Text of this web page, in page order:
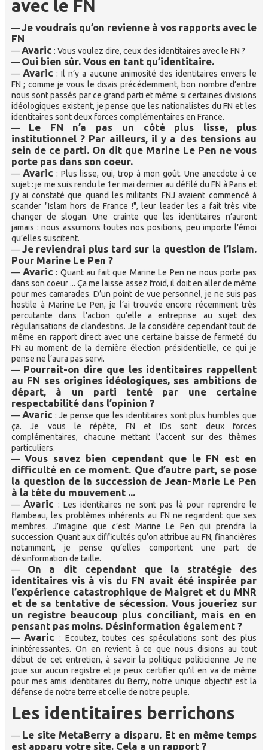
avec le FN
—Je voudrais qu’on revienne à vos rapports avec le
FN
—Avaric : Vous voulez dire, ceux des identitaires avec le FN ?
— Oui bien sûr. Vous en tant qu’identitaire.
—Avaric : Il n’y a aucune animosité des identitaires envers le
FN ; comme je vous le disais précédemment, bon nombre d’entre
nous sont passés par ce grand parti et même si certaines divisions
idéologiques existent, je pense que les nationalistes du FN et les
identitaires sont deux forces complémentaires en France.
— Le FN n’a pas un côté plus lisse, plus
institutionnel ? Par ailleurs, il y a des tensions au
sein de ce parti. On dit que Marine Le Pen ne vous
porte pas dans son coeur.
— Avaric : Plus lisse, oui, trop à mon goût. Une anecdote à ce
sujet : je me suis rendu le 1er mai dernier au défilé du FN à Paris et
j’y ai constaté que quand les militants FNJ avaient commencé à
scander "Islam hors de France !", leur leader les a fait très vite
changer de slogan. Une crainte que les identitaires n’auront
jamais : nous assumons toutes nos positions, peu importe l’émoi
qu’elles suscitent.
— Je reviendrai plus tard sur la question de l’Islam.
Pour Marine Le Pen ?
— Avaric : Quant au fait que Marine Le Pen ne nous porte pas
dans son coeur ... Ça me laisse assez froid, il doit en aller de même
pour mes camarades. D’un point de vue personnel, je ne suis pas
hostile à Marine Le Pen, je l’ai trouvée encore récemment très
percutante dans l’action qu’elle a entreprise au sujet des
régularisations de clandestins. Je la considère cependant tout de
même en rapport direct avec une certaine baisse de fermeté du
FN au moment de la dernière élection présidentielle, ce qui je
pense ne l’aura pas servi.
— Pourrait-on dire que les identitaires rappellent
au FN ses origines idéologiques, ses ambitions de
départ, à un parti tenté par une certaine
respectabilité dans l’opinion ?
— Avaric : Je pense que les identitaires sont plus humbles que
ça. Je vous le répète, FN et IDs sont deux forces
complémentaires, chacune mettant l’accent sur des thèmes
particuliers.
— Vous savez bien cependant que le FN est en
difficulté en ce moment. Que d’autre part, se pose
la question de la succession de Jean-Marie Le Pen
à la tête du mouvement ...
—Avaric : Les identitaires ne sont pas là pour reprendre le
flambeau, les problèmes inhérents au FN ne regardent que ses
membres. J’imagine que c’est Marine Le Pen qui prendra la
succession. Quant aux difficultés qu’on attribue au FN, financières
notamment, je pense qu’elles comportent une part de
désinformation de taille.
— On a dit cependant que la stratégie des
identitaires vis à vis du FN avait été inspirée par
l’expérience catastrophique de Maigret et du MNR
et de sa tentative de sécession. Vous joueriez sur
un registre beaucoup plus conciliant, mais en en
pensant pas moins. Désinformation également ?
—Avaric : Ecoutez, toutes ces spéculations sont des plus
inintéressantes. On en revient à ce que nous disions au tout
début de cet entretien, à savoir la politique politicienne. Je ne
joue sur aucun registre et je peux certifier qu’il en va de même
pour mes amis identitaires du Berry, notre unique objectif est la
défense de notre terre et celle de notre peuple.
Les identitaires berrichons
— Le site MetaBerry a disparu. Et en même temps
est apparu votre site. Cela a un rapport ?